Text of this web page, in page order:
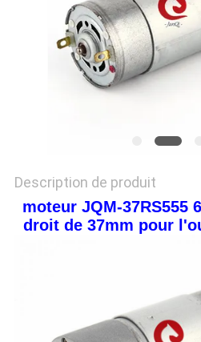
POLITIQUE
CONFIDENTIALITÉ
Description de produit
moteur JQM-37RS555
droit de 37mm pour